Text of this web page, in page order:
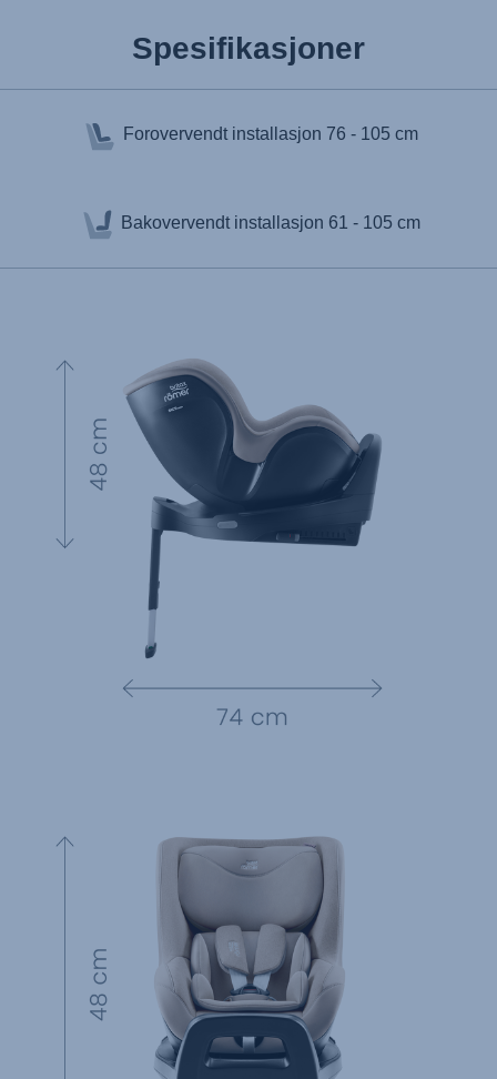
Spesifikasjoner
Forovervendt installasjon 76 - 105 cm
Bakovervendt installasjon 61 - 105 cm